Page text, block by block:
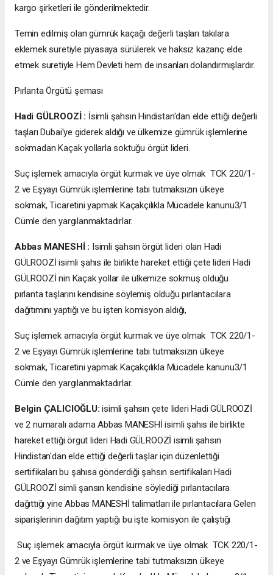
kargo şirketleri ile gönderilmektedir.
Temin edilmiş olan gümrük kaçağı değerli taşları takılara
eklemek suretiyle piyasaya sürülerek ve haksız kazanç elde
etmek suretiyle Hem Devleti hem de insanları dolandırmışlardır.
Pırlanta Örgütü şeması
Hadi GÜLROOZİ : İsimli şahsın Hindistan'dan elde ettiği değerli
taşları Dubai'ye giderek aldığı ve ülkemize gümrük işlemlerine
sokmadan Kaçak yollarla soktuğu örgüt lideri.
Suç işlemek amacıyla örgüt kurmak ve üye olmak TCK 220/1-
2 ve Eşyayı Gümrük işlemlerine tabi tutmaksızın ülkeye
sokmak, Ticaretini yapmak Kaçakçılıkla Mücadele kanunu3/1
Cümle den yargılanmaktadırlar.
Abbas MANESHİ : Isimli şahsın örgüt lideri olan Hadi
GÜLROOZİ isimli şahıs ile birlikte hareket ettiği çete lideri Hadi
GÜLROOZİ nin Kaçak yollar ile ülkemize sokmuş olduğu
pırlanta taşlarını kendisine söylemiş olduğu pırlantacılara
dağıtımını yaptığı ve bu işten komisyon aldığı,
Suç işlemek amacıyla örgüt kurmak ve üye olmak TCK 220/1-
2 ve Eşyayı Gümrük işlemlerine tabi tutmaksızın ülkeye
sokmak, Ticaretini yapmak Kaçakçılıkla Mücadele kanunu3/1
Cümle den yargılanmaktadırlar.
Belgin ÇALICIOĞLU: isimli şahsın çete lideri Hadi GÜLROOZİ
ve 2 numaralı adama Abbas MANESHİ isimli şahıs ile birlikte
hareket ettiği örgüt lideri Hadi GÜLROOZİ isimli şahsın
Hindistan'dan elde ettiği değerli taşlar için düzenlettiği
sertifikaları bu şahısa gönderdiği şahsın sertifikaları Hadi
GÜLROOZİ simli şansın kendisine söylediği pırlantacılara
dağıttığı yine Abbas MANESHİ talimatları ile pırlantacılara Gelen
siparişlerinin dağıtım yaptığı bu işte komisyon ile çalıştığı
Suç işlemek amacıyla örgüt kurmak ve üye olmak TCK 220/1-
2 ve Eşyayı Gümrük işlemlerine tabi tutmaksızın ülkeye